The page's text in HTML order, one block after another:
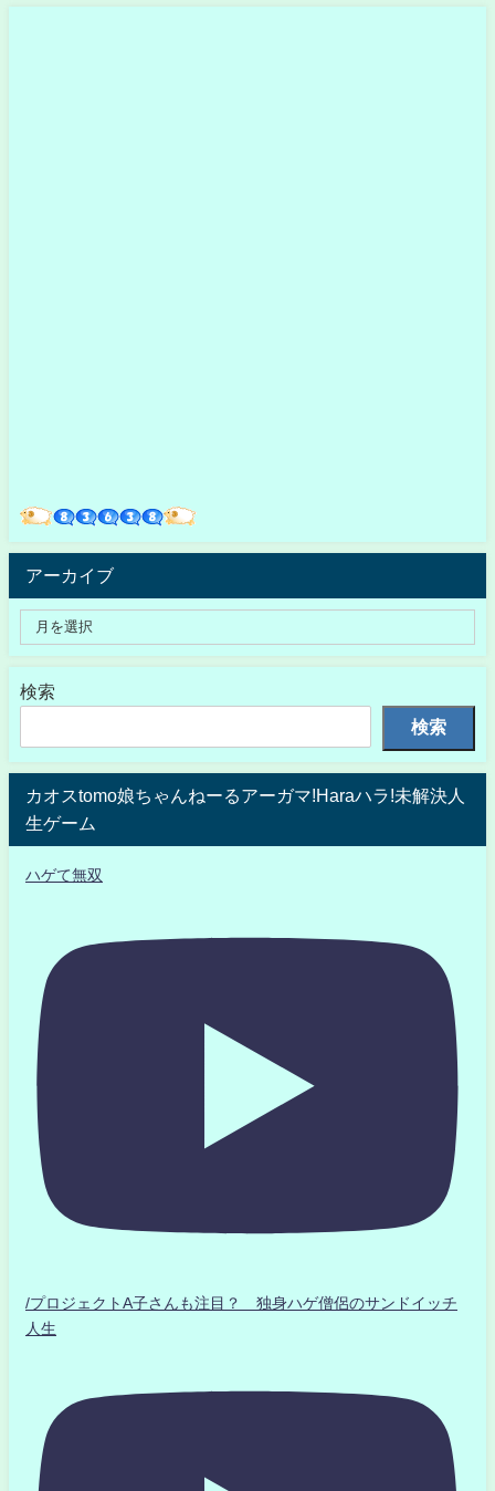
アーカイブ
検索
検索
カオスtomo娘ちゃんねーるアーガマ!Haraハラ!未解決人
生ゲーム
ハゲて無双
/プロジェクトA子さんも注目？ 独身ハゲ僧侶のサンドイッチ
人生